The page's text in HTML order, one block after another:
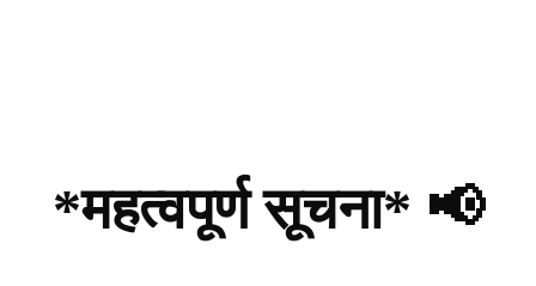
*महत्वपूर्ण सूचना* 📢